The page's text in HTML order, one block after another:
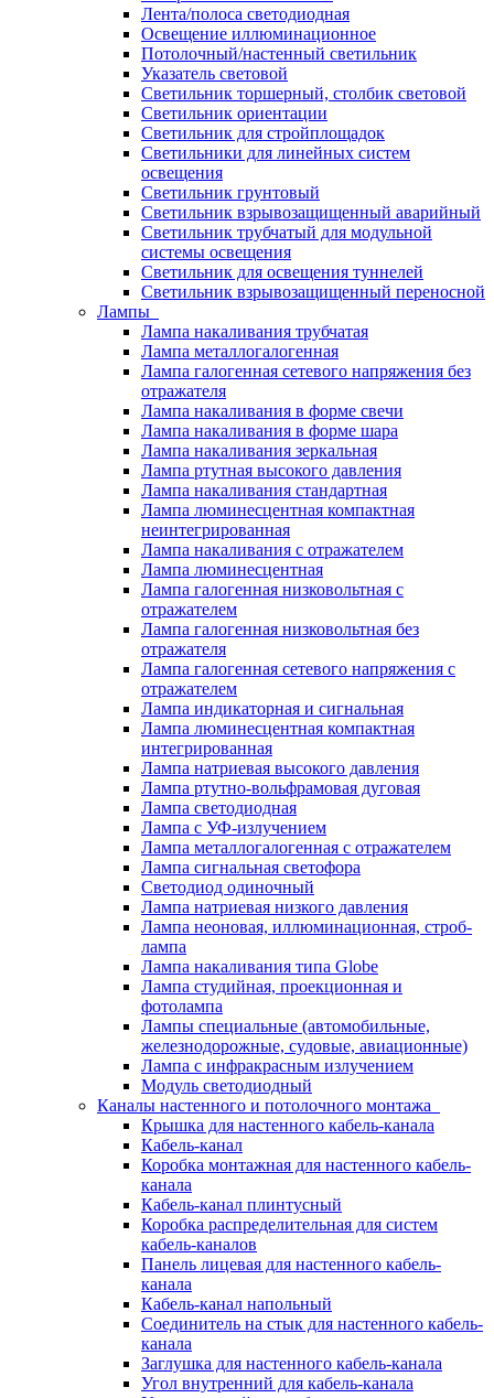
Лента/полоса светодиодная
Освещение иллюминационное
Потолочный/настенный светильник
Указатель световой
Светильник торшерный, столбик световой
Светильник ориентации
Светильник для стройплощадок
Светильники для линейных систем
освещения
Светильник грунтовый
Светильник взрывозащищенный аварийный
Светильник трубчатый для модульной
системы освещения
Светильник для освещения туннелей
Светильник взрывозащищенный переносной
Лампы
Лампа накаливания трубчатая
Лампа металлогалогенная
Лампа галогенная сетевого напряжения без
отражателя
Лампа накаливания в форме свечи
Лампа накаливания в форме шара
Лампа накаливания зеркальная
Лампа ртутная высокого давления
Лампа накаливания стандартная
Лампа люминесцентная компактная
неинтегрированная
Лампа накаливания с отражателем
Лампа люминесцентная
Лампа галогенная низковольтная с
отражателем
Лампа галогенная низковольтная без
отражателя
Лампа галогенная сетевого напряжения с
отражателем
Лампа индикаторная и сигнальная
Лампа люминесцентная компактная
интегрированная
Лампа натриевая высокого давления
Лампа ртутно-вольфрамовая дуговая
Лампа светодиодная
Лампа с УФ-излучением
Лампа металлогалогенная с отражателем
Лампа сигнальная светофора
Светодиод одиночный
Лампа натриевая низкого давления
Лампа неоновая, иллюминационная, строб-
лампа
Лампа накаливания типа Globe
Лампа студийная, проекционная и
фотолампа
Лампы специальные (автомобильные,
железнодорожные, судовые, авиационные)
Лампа с инфракрасным излучением
Модуль светодиодный
Каналы настенного и потолочного монтажа
Крышка для настенного кабель-канала
Кабель-канал
Коробка монтажная для настенного кабель-
канала
Кабель-канал плинтусный
Коробка распределительная для систем
кабель-каналов
Панель лицевая для настенного кабель-
канала
Кабель-канал напольный
Соединитель на стык для настенного кабель-
канала
Заглушка для настенного кабель-канала
Угол внутренний для кабель-канала